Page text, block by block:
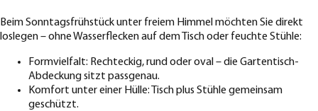
Beim Sonntagsfrühstück unter freiem Himmel möchten Sie direkt
loslegen – ohne Wasserflecken auf dem Tisch oder feuchte Stühle:
Formvielfalt: Rechteckig, rund oder oval – die Gartentisch-
Abdeckung sitzt passgenau.
Komfort unter einer Hülle: Tisch plus Stühle gemeinsam
geschützt.